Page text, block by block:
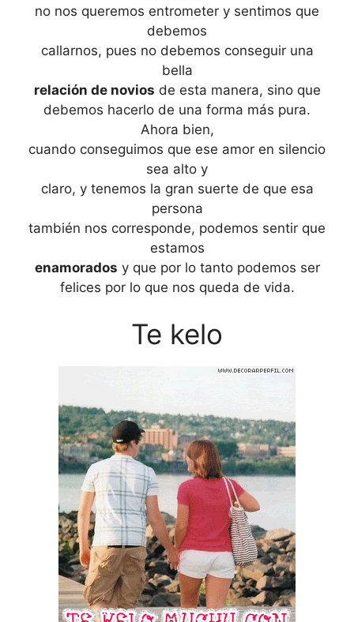
no nos queremos entrometer y sentimos que
debemos
callarnos, pues no debemos conseguir una
bella
relación de novios de esta manera, sino que
debemos hacerlo de una forma más pura.
Ahora bien,
cuando conseguimos que ese amor en silencio
sea alto y
claro, y tenemos la gran suerte de que esa
persona
también nos corresponde, podemos sentir que
estamos
enamorados y que por lo tanto podemos ser
felices por lo que nos queda de vida.
Te kelo